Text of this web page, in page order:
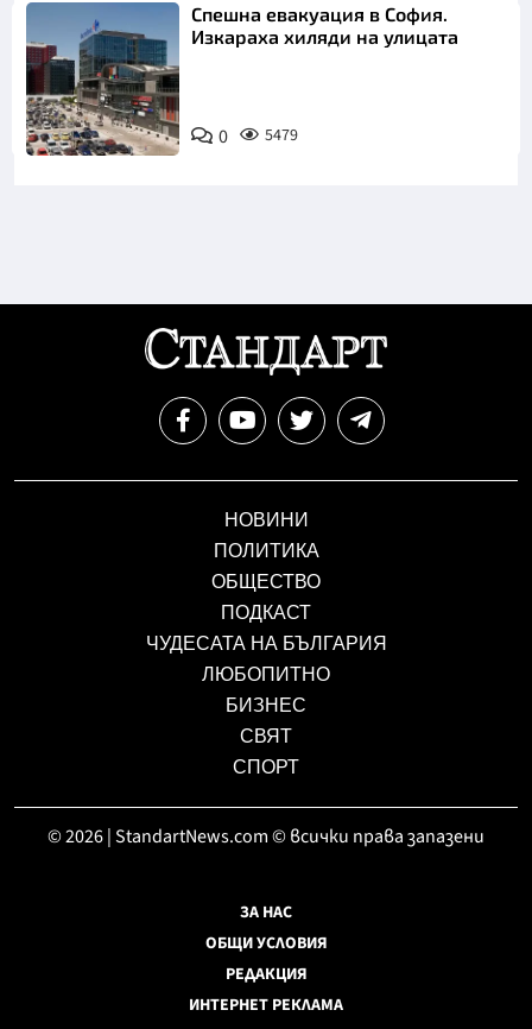
Спешна евакуация в София.
Изкараха хиляди на улицата
0 5479
НОВИНИ
ПОЛИТИКА
ОБЩЕСТВО
ПОДКАСТ
ЧУДЕСАТА НА БЪЛГАРИЯ
ЛЮБОПИТНО
БИЗНЕС
СВЯТ
СПОРТ
© 2026 | StandartNews.com © всички права запазени
ЗА НАС
ОБЩИ УСЛОВИЯ
РЕДАКЦИЯ
ИНТЕРНЕТ РЕКЛАМА